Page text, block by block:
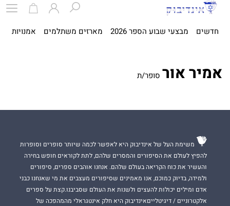
חדשים מבצעי שבוע הספר 2026 מארזים משתלמים אמנויות
אמיר אור סופר/ת
משימת העל של אינדיבוק היא לאפשר לכמה שיותר סופרים וסופרות
להפיץ לעולם את הסיפורים והמסרים שלהם, לתת לקוראים חופש בחירה
והעשיר את כוח הקריאה בעולם שלהם. אנחנו אוהבים ספרים, סיפורים
ולמידה, בדיוק כמוכם, אנו מאמינים שסיפורים מעצבים את מי שאנחנו כבני
אדם ומילים יכולות להעצים ולשנות את העולם שסביבנו.קצת על ספרים
אלקטרוניים / דיגיטלייםאינדיבוק היא חלק אינטגראלי מהמהפכה של